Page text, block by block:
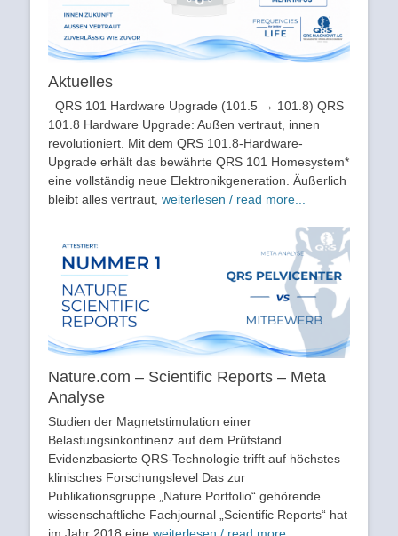
Aktuelles
QRS 101 Hardware Upgrade (101.5 → 101.8) QRS
101.8 Hardware Upgrade: Außen vertraut, innen
revolutioniert. Mit dem QRS 101.8-Hardware-
Upgrade erhält das bewährte QRS 101 Homesystem*
eine vollständig neue Elektronikgeneration. Äußerlich
bleibt alles vertraut, weiterlesen / read more...
Nature.com – Scientific Reports – Meta
Analyse
Studien der Magnetstimulation einer
Belastungsinkontinenz auf dem Prüfstand
Evidenzbasierte QRS-Technologie trifft auf höchstes
klinisches Forschungslevel Das zur
Publikationsgruppe „Nature Portfolio“ gehörende
wissenschaftliche Fachjournal „Scientific Reports“ hat
im Jahr 2018 eine weiterlesen / read more...